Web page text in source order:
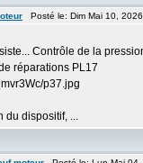
Posté le: Dim Mai 10,
Contrôle de la
réparations PL17
p37.jpg
du dispositif, ...